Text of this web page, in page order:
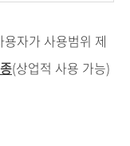
자가 사용범위 제
(상업적 사용 가능)